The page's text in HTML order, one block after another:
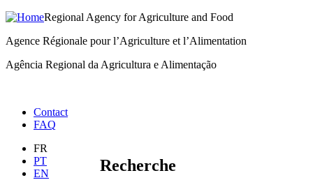
Aller
au
Regional Agency for Agriculture and Food
Agence Régionale pour l’Agriculture et l’Alimentation
Agência Regional da Agricultura e Alimentação
Menu
right
Contact
FAQ
Recherche
FR
PT
EN